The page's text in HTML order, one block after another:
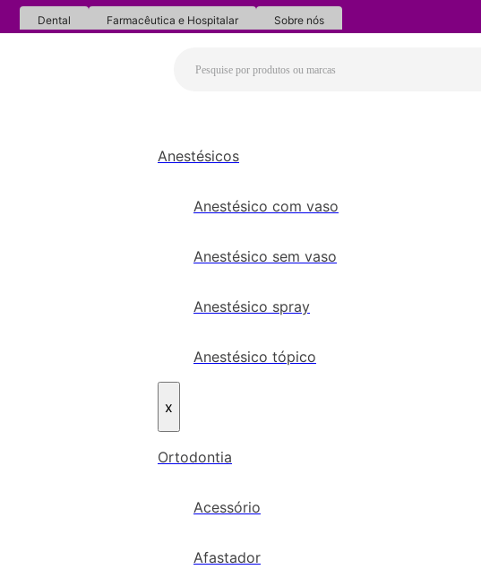
Dental Farmacêutica e Hospitalar Sobre nós
Anestésicos
Anestésico com vaso
Anestésico sem vaso
Anestésico spray
Anestésico tópico
x
Ortodontia
Acessório
Afastador